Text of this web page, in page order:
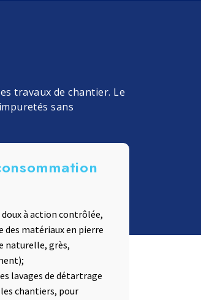
travaux de chantier. Le
sans
à action contrôlée,
des matériaux en pierre
naturelle, grès,
lavages de détartrage
chantiers, pour